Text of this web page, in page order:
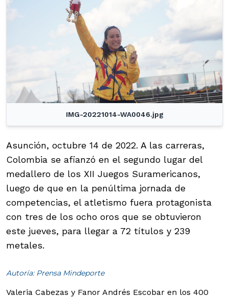
IMG-20221014-WA0046.jpg
Asunción, octubre 14 de 2022. A las carreras,
Colombia se afianzó en el segundo lugar del
medallero de los XII Juegos Suramericanos,
luego de que en la penúltima jornada de
competencias, el atletismo fuera protagonista
con tres de los ocho oros que se obtuvieron
este jueves, para llegar a 72 títulos y 239
metales.
Autoría: Prensa Mindeporte
Valeria Cabezas y Fanor Andrés Escobar en los 400